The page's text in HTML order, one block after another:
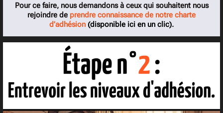
Pour ce faire, nous demandons à ceux qui souhaitent nous
rejoindre de prendre connaissance de notre charte
d’adhésion (disponible ici en un clic).